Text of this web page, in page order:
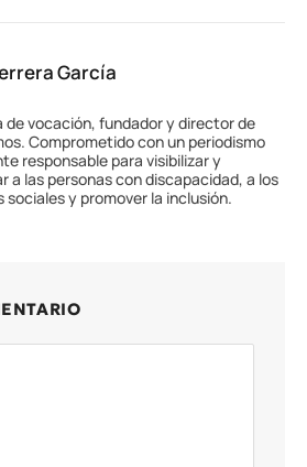
García
de vocación, fundador y director de
Comprometido con un periodismo
responsable para visibilizar y
a las personas con discapacidad, a los
sociales y promover la inclusión.